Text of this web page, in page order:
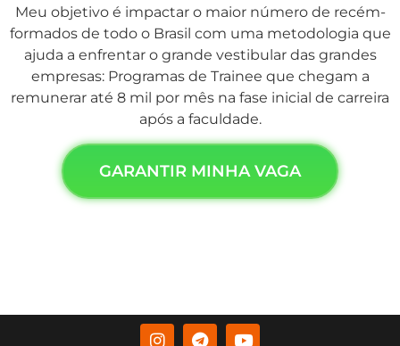
Meu objetivo é impactar o maior número de recém-
formados de todo o Brasil com uma metodologia que
ajuda a enfrentar o grande vestibular das grandes
empresas: Programas de Trainee que chegam a
remunerar até 8 mil por mês na fase inicial de carreira
após a faculdade.
GARANTIR MINHA VAGA